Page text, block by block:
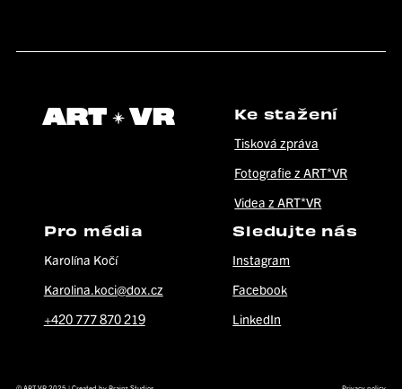
Ke stažení
Tisková zpráva
Fotografie z ART*VR
Videa z ART*VR
Pro média
Karolína Kočí
Karolina.koci@dox.cz
+420 777 870 219
Sledujte nás
Instagram
Facebook
LinkedIn